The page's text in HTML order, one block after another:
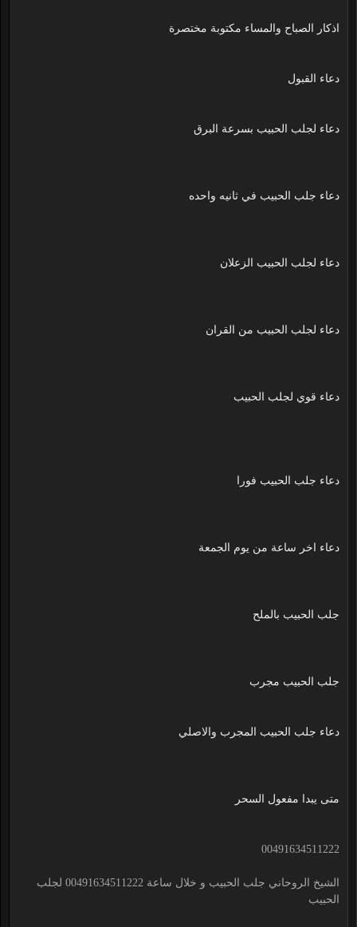
اذكار الصباح والمساء مكتوبة مختصرة
دعاء القبول
دعاء لجلب الحبيب بسرعة البرق
دعاء جلب الحبيب في ثانيه واحده
دعاء لجلب الحبيب الزعلان
دعاء لجلب الحبيب من القران
دعاء قوي لجلب الحبيب
دعاء جلب الحبيب فورا
دعاء اخر ساعة من يوم الجمعة
جلب الحبيب بالملح
جلب الحبيب مجرب
دعاء جلب الحبيب المجرب والاصلي
متى يبدا مفعول السحر
00491634511222
الشيخ الروحاني جلب الحبيب و خلال ساعة 00491634511222 لجلب
الحبيب